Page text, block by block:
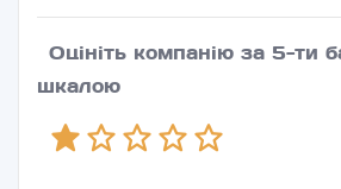
Оцініть компанію за 5-ти
шкалою